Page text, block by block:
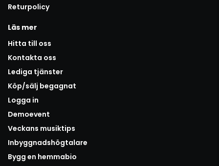
Returpolicy
Läs mer
Hitta till oss
Kontakta oss
Lediga tjänster
Köp/sälj begagnat
Logga in
Demoevent
Veckans musiktips
Inbyggnadshögtalare
Bygg en hemmabio